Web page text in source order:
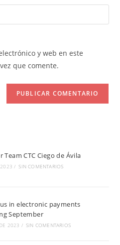
y web en este
que comente.
CTC Ciego de Ávila
/ SIN COMENTARIOS
in electronic payments
September
2023 / SIN COMENTARIOS